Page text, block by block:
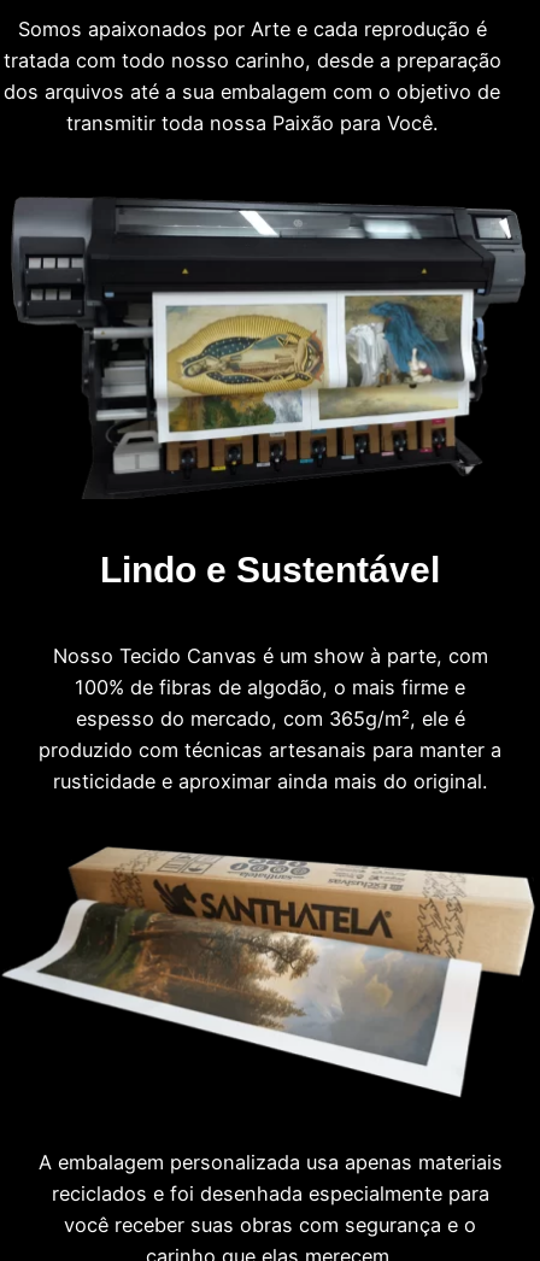
Somos apaixonados por Arte e cada reprodução é
tratada com todo nosso carinho, desde a preparação
dos arquivos até a sua embalagem com o objetivo de
transmitir toda nossa Paixão para Você.
Lindo e Sustentável
Nosso Tecido Canvas é um show à parte, com
100% de fibras de algodão, o mais firme e
espesso do mercado, com 365g/m², ele é
produzido com técnicas artesanais para manter a
rusticidade e aproximar ainda mais do original.
A embalagem personalizada usa apenas materiais
reciclados e foi desenhada especialmente para
você receber suas obras com segurança e o